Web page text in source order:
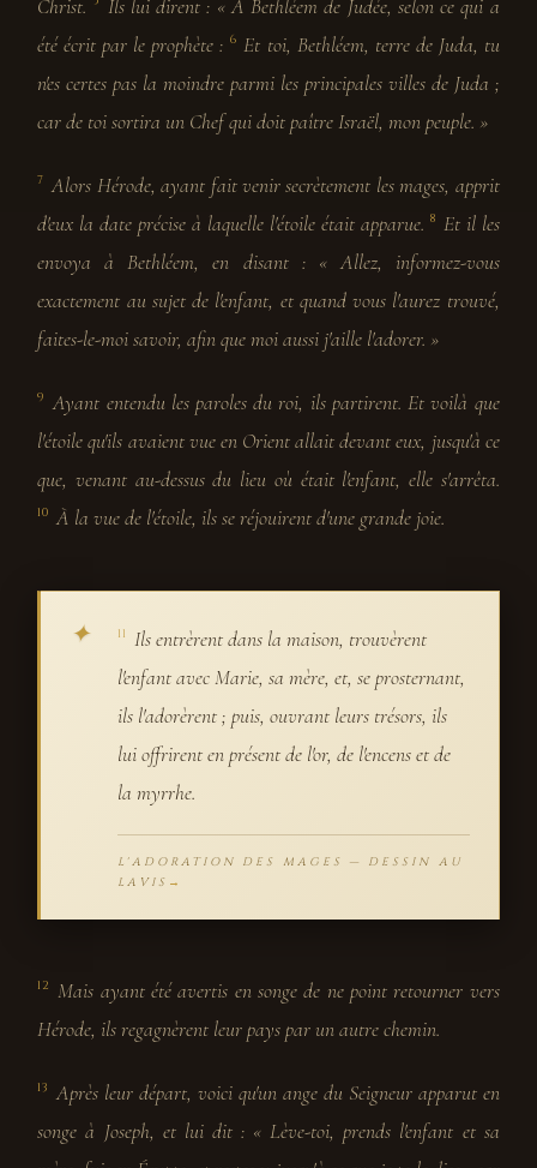
Christ.
Ils lui dirent : « À Bethléem de Judée, selon ce qui a
été écrit par le prophète : 6 Et toi, Bethléem, terre de Juda, tu
n'es certes pas la moindre parmi les principales villes de Juda ;
car de toi sortira un Chef qui doit paître Israël, mon peuple. »
7 Alors Hérode, ayant fait venir secrètement les mages, apprit
d'eux la date précise à laquelle l'étoile était apparue. 8 Et il les
envoya à Bethléem, en disant : « Allez, informez-vous
exactement au sujet de l'enfant, et quand vous l'aurez trouvé,
faites-le-moi savoir, afin que moi aussi j'aille l'adorer. »
9
Ayant entendu les paroles du roi, ils partirent. Et voilà que
l'étoile qu'ils avaient vue en Orient allait devant eux, jusqu'à ce
que, venant au-dessus du lieu où était l'enfant, elle s'arrêta.
10 À la vue de l'étoile, ils se réjouirent d'une grande joie.
11
Ils entrèrent dans la maison, trouvèrent
l'enfant avec Marie, sa mère, et, se prosternant,
ils l'adorèrent ; puis, ouvrant leurs trésors, ils
lui offrirent en présent de l'or, de l'encens et de
la myrrhe.
L'ADORATION DES MAGES — DESSIN AU
LAVIS
12
Mais ayant été avertis en songe de ne point retourner vers
Hérode, ils regagnèrent leur pays par un autre chemin.
13
Après leur départ, voici qu'un ange du Seigneur apparut en
songe à Joseph, et lui dit : « Lève-toi, prends l'enfant et sa